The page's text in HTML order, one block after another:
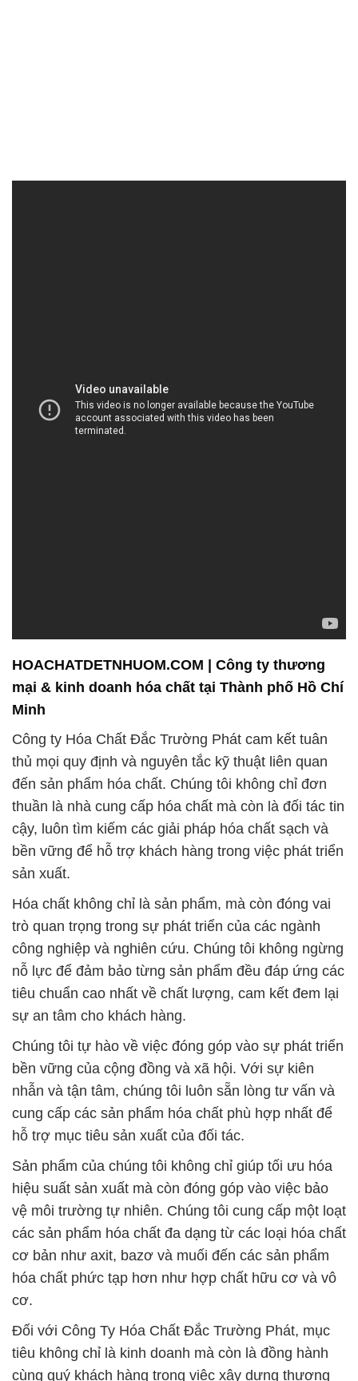
Công ty Hóa Chất Đắc Trường Phát cam kết tuân
thủ mọi quy định và nguyên tắc kỹ thuật liên quan
đến sản phẩm hóa chất. Chúng tôi không chỉ đơn
thuần là nhà cung cấp hóa chất mà còn là đối tác tin
cậy, luôn tìm kiếm các giải pháp hóa chất sạch và
bền vững để hỗ trợ khách hàng trong việc phát triển
sản xuất.
Hóa chất không chỉ là sản phẩm, mà còn đóng vai
trò quan trọng trong sự phát triển của các ngành
công nghiệp và nghiên cứu. Chúng tôi không ngừng
nỗ lực để đảm bảo từng sản phẩm đều đáp ứng các
tiêu chuẩn cao nhất về chất lượng, cam kết đem lại
sự an tâm cho khách hàng.
Chúng tôi tự hào về việc đóng góp vào sự phát triển
bền vững của cộng đồng và xã hội. Với sự kiên
nhẫn và tận tâm, chúng tôi luôn sẵn lòng tư vấn và
cung cấp các sản phẩm hóa chất phù hợp nhất để
hỗ trợ mục tiêu sản xuất của đối tác.
Sản phẩm của chúng tôi không chỉ giúp tối ưu hóa
hiệu suất sản xuất mà còn đóng góp vào việc bảo
vệ môi trường tự nhiên. Chúng tôi cung cấp một loạt
các sản phẩm hóa chất đa dạng từ các loại hóa chất
cơ bản như axit, bazơ và muối đến các sản phẩm
hóa chất phức tạp hơn như hợp chất hữu cơ và vô
cơ.
Đối với Công Ty Hóa Chất Đắc Trường Phát, mục
tiêu không chỉ là kinh doanh mà còn là đồng hành
cùng quý khách hàng trong việc xây dựng thương
hiệu bền vững và bảo vệ môi trường.
Thông qua sản phẩm của chúng tôi, chúng tôi hy
vọng có thể giúp các ngành công nghiệp cải thiện
hiệu suất sản xuất và đồng thời góp phần vào sự